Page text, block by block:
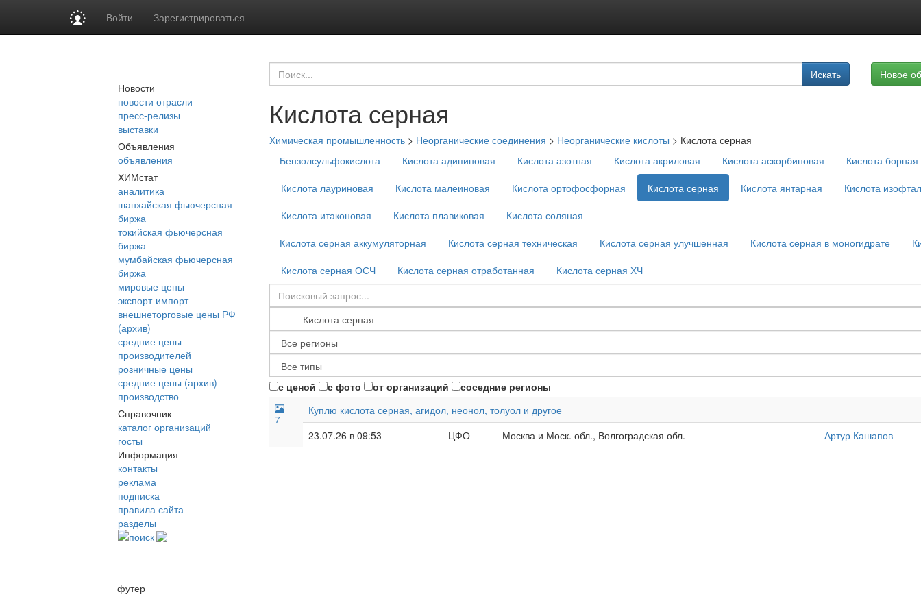
Войти Зарегистрироваться
Новости
новости отрасли
пресс-релизы
выставки
Объявления
объявления
ХИМстат
аналитика
шанхайская фьючерсная
биржа
токийская фьючерсная
биржа
мумбайская фьючерсная
биржа
мировые цены
экспорт-импорт
внешнеторговые цены РФ
(архив)
средние цены
производителей
розничные цены
средние цены (архив)
производство
Справочник
каталог организаций
госты
Информация
контакты
реклама
подписка
правила сайта
разделы
поиск
Искать Новое
Кислота серная
Химическая промышленность > Неорганические соединения > Неорганические кислоты > Кислота серная
Бензолсульфокислота
Кислота адипиновая Кислота азотная Кислота акриловая Кислота аскорбиновая
Кислота борная
Кислота лауриновая
Кислота малеиновая Кислота ортофосфорная Кислота серная Кислота янтарная
Кислота
Кислота итаконовая
Кислота плавиковая
Кислота соляная
Кислота серная аккумуляторная
Кислота серная техническая Кислота серная улучшенная Кислота серная в моногидрате
Кислота серная ОСЧ
Кислота серная отработанная Кислота серная ХЧ
с ценой с фото от организаций соседние регионы
7
Куплю кислота серная, агидол, неонол, толуол и другое
23.07.26 в 09:53
ЦФО Москва и Моск. обл., Волгоградская обл. Артур Кашапов
футер